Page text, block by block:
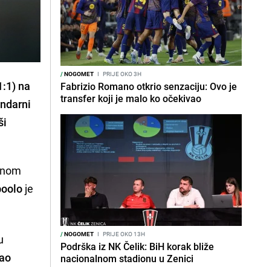
na
je
/NOGOMET I PRIJE OKO 3H
Fabrizio Romano otkrio senzaciju: Ovo je
transfer koji je malo ko očekivao
/NOGOMET I PRIJE OKO 13H
Podrška iz NK Čelik: BiH korak bliže
nacionalnom stadionu u Zenici